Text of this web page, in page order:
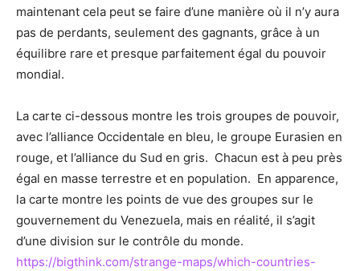
maintenant cela peut se faire d’une manière où il n’y aura
pas de perdants, seulement des gagnants, grâce à un
équilibre rare et presque parfaitement égal du pouvoir
mondial.
La carte ci-dessous montre les trois groupes de pouvoir,
avec l’alliance Occidentale en bleu, le groupe Eurasien en
rouge, et l’alliance du Sud en gris. Chacun est à peu près
égal en masse terrestre et en population. En apparence,
la carte montre les points de vue des groupes sur le
gouvernement du Venezuela, mais en réalité, il s’agit
d’une division sur le contrôle du monde.
https://bigthink.com/strange-maps/which-countries-